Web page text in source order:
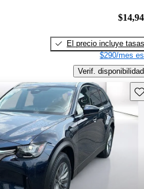
El precio incluye tasas
$290/mes
Verif. disponibilidad